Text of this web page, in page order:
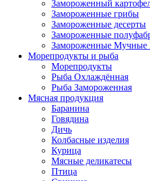
Замороженный
Замороженные грибы
Замороженные десерты
Замороженные
Замороженные Мучные
Морепродукты и рыба
Морепродукты
Рыба Охлаждённая
Рыба Замороженная
Мясная продукция
Баранина
Говядина
Дичь
Колбасные изделия
Курица
Мясные деликатесы
Птица